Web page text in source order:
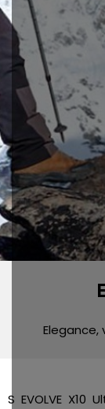
Elegance,
S EVOLVE